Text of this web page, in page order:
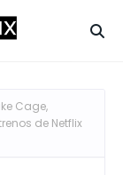
Cage,
de Netflix